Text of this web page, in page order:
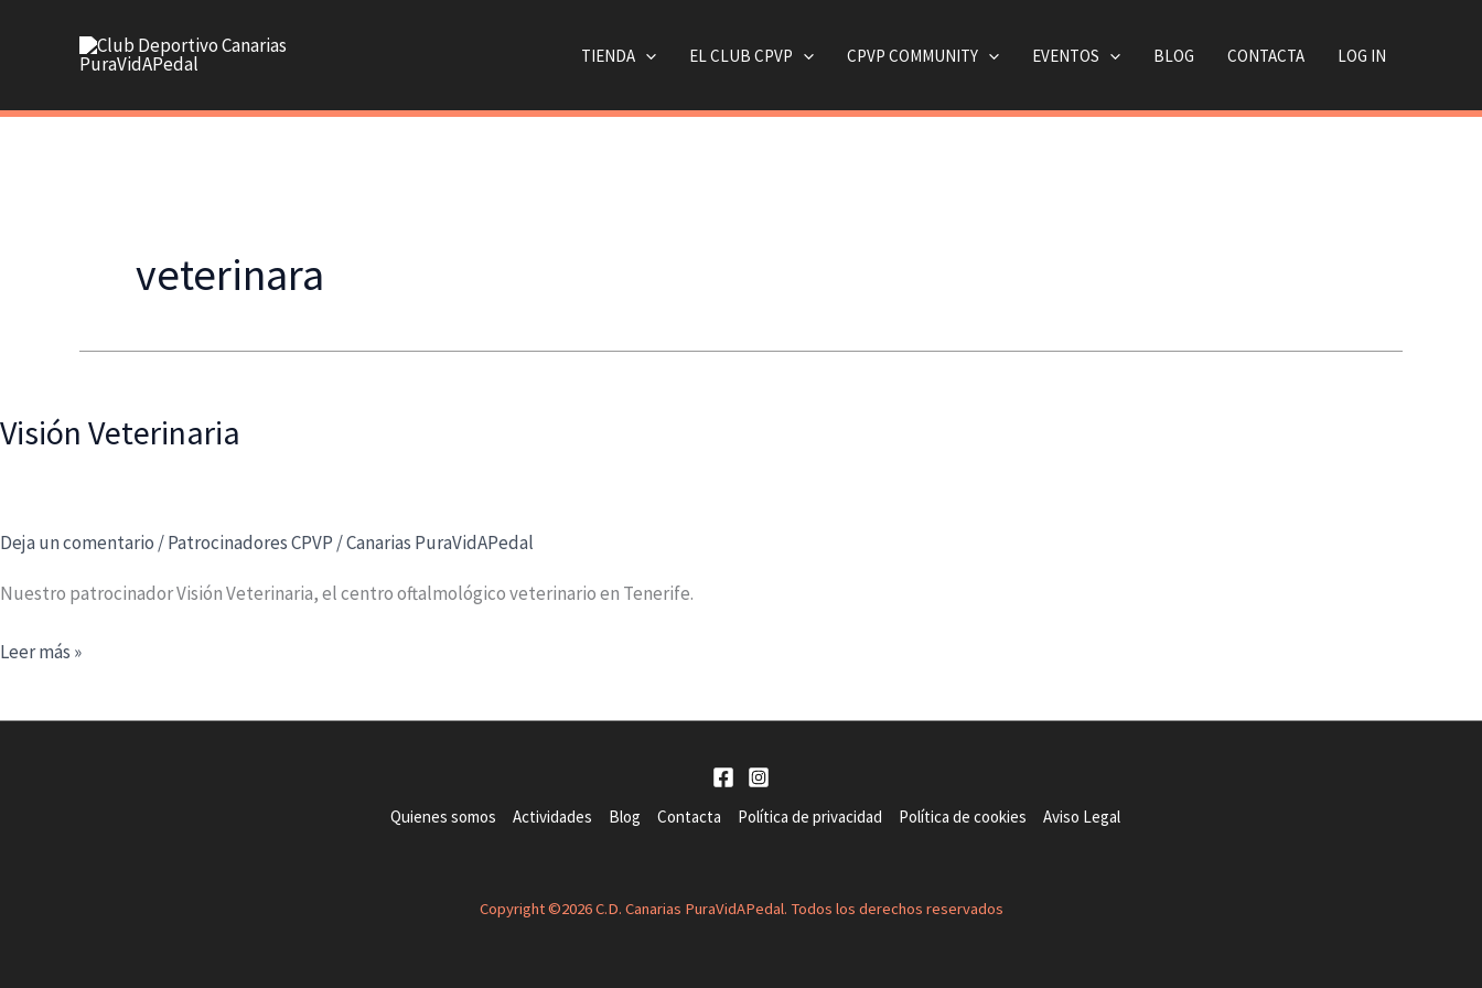
TIENDA EL CLUB CPVP CPVP COMMUNITY EVENTOS BLOG CONTACTA LOG IN
veterinara
Visión Veterinaria
Deja un comentario /Patrocinadores CPVP /Canarias PuraVidAPedal
Nuestro patrocinador Visión Veterinaria, el centro oftalmológico veterinario en Tenerife.
Visión
Leer más »
Quienes somos Actividades Blog Contacta Política de privacidad Política de cookies Aviso Legal
Copyright ©2026 C.D. Canarias PuraVidAPedal. Todos los derechos reservados